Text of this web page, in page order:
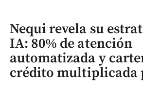
Nequi revela su
IA: 80% de atención
automatizada y
crédito multiplicada